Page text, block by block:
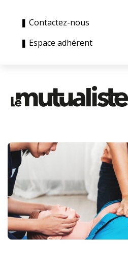
❚ Contactez-nous
❚ Espace adhérent